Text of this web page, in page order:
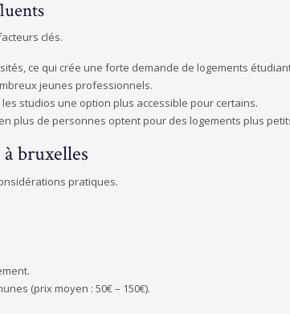
clés.
ce qui crée une forte demande de logements
jeunes professionnels.
studios une option plus accessible pour certains.
plus de personnes optent pour des logements plus
bruxelles
pratiques.
(prix moyen : 50€ – 150€).